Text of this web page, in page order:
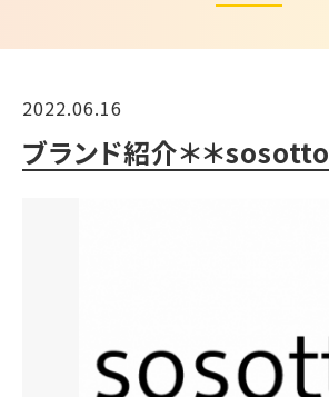
2022.06.16
ブランド紹介＊＊sosotto